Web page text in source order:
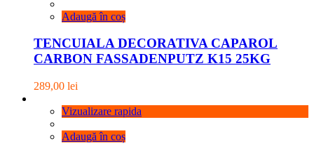
Adaugă în coș
TENCUIALA DECORATIVA CAPAROL
CARBON FASSADENPUTZ K15 25KG
289,00 lei
Vizualizare rapida
Adaugă în coș